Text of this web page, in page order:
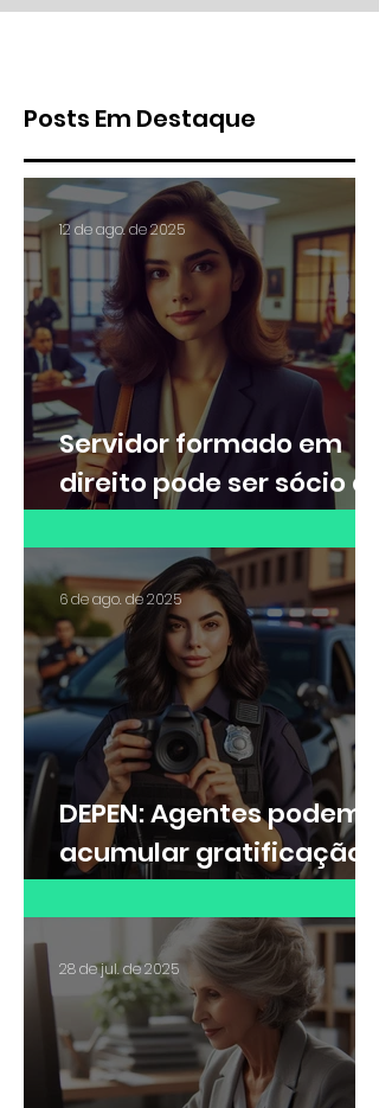
Posts Em Destaque
Servidor formado em
direito pode ser sócio de
escritório de advocacia?
12 de ago. de 2025
DEPEN: Agentes podem
acumular gratificação
de Raio-X e adicional de
insalubridade?
6 de ago. de 2025
28 de jul. de 2025